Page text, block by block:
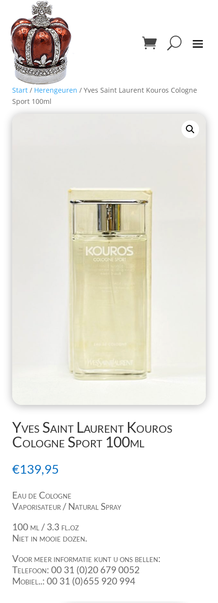
Start / Herengeuren / Yves Saint Laurent Kouros Cologne
Sport 100ml
Yves Saint Laurent Kouros
Cologne Sport 100ml
€139,95
Eau de Cologne
Vaporisateur / Natural Spray
100 ml / 3.3 fl.oz
Niet in mooie dozen.
Voor meer informatie kunt u ons bellen:
Telefoon: 00 31 (0)20 679 0052
Mobiel..: 00 31 (0)655 920 994